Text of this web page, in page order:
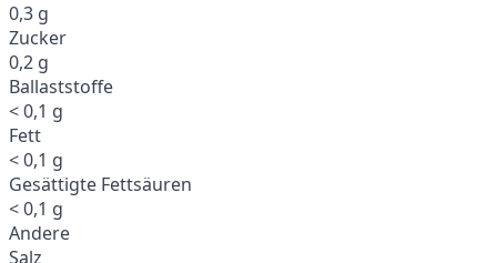
0,3 g
Zucker
0,2 g
Ballaststoffe
< 0,1 g
Fett
< 0,1 g
Gesättigte Fettsäuren
< 0,1 g
Andere
Salz